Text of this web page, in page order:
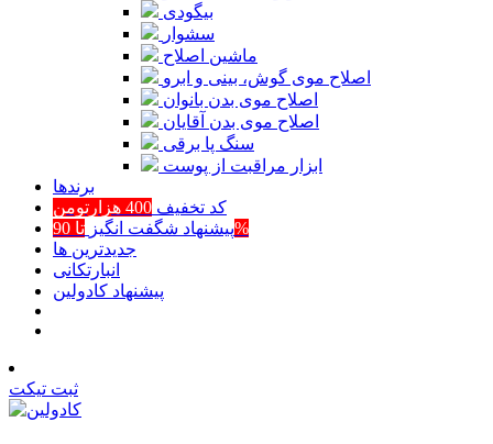
بیگودی
سشوار
ماشین اصلاح
اصلاح موی گوش، بینی و ابرو
اصلاح موی بدن بانوان
اصلاح موی بدن آقایان
سنگ پا برقی
ابزار مراقبت از پوست
برند‌ها
کد تخفیف 400 هزارتومن
پیشنهاد شگفت انگیزتا 90%
جدیدترین ها
انبارتکانی
پیشنهاد کادولین
ثبت تیکت